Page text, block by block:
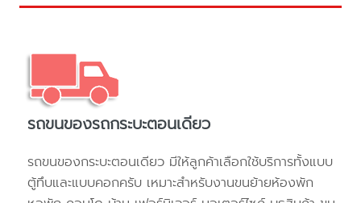
รถขนของรถกระบะตอนเดียว
รถขนของกระบะตอนเดียว มีให้ลูกค้าเลือกใช้บริการทั้งแบบ
ตู้ทึบและแบบคอกครับ เหมาะสำหรับงานขนย้ายห้องพัก